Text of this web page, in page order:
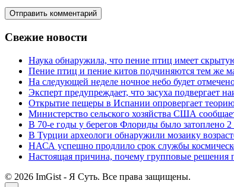
Отправить комментарий
Свежие новости
Наука обнаружила, что пение птиц имеет
Пение птиц и пение китов подчиняются тем же
На следующей неделе ночное небо будет
Эксперт предупреждает, что засуха подвергает
Открытие пещеры в Испании опровергает
Министерство сельского хозяйства США
В 70-е годы у берегов Флориды было затоплено
В Турции археологи обнаружили мозаику
НАСА успешно продлило срок службы
Настоящая причина, почему групповые решения
© 2026 ImGist - Я Суть. Все права защищены.